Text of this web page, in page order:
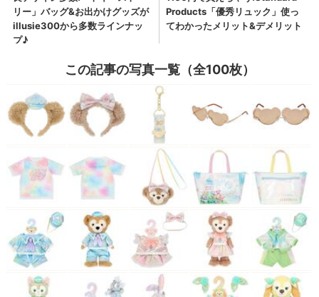
この記事の写真一覧（全100枚）